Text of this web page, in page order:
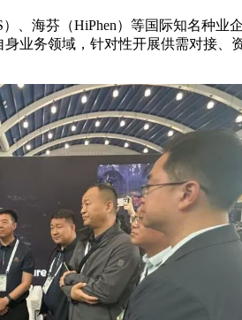
）、海芬（HiPhen）等国际知名种业
业务领域，针对性开展供需对接、